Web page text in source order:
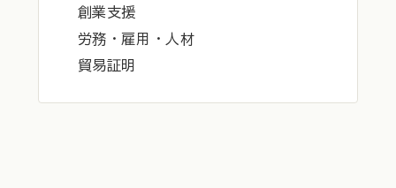
創業支援
労務・雇用・人材
貿易証明